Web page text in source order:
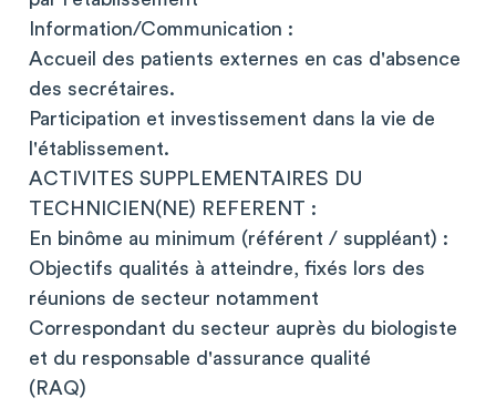
Information/Communication :
Accueil des patients externes en cas d'absence
des secrétaires.
Participation et investissement dans la vie de
l'établissement.
ACTIVITES SUPPLEMENTAIRES DU
TECHNICIEN(NE) REFERENT :
En binôme au minimum (référent / suppléant) :
Objectifs qualités à atteindre, fixés lors des
réunions de secteur notamment
Correspondant du secteur auprès du biologiste
et du responsable d'assurance qualité
(RAQ)